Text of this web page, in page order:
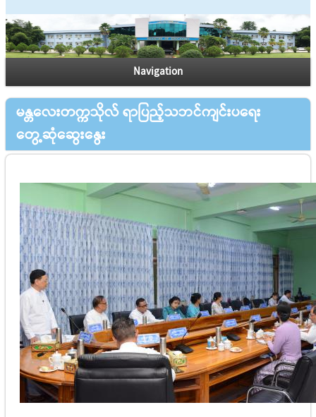
Navigation
မန္တလေးတက္ကသိုလ် ရာပြည့်သဘင်ကျင်းပရေး
တွေ့ဆုံဆွေးနွေး